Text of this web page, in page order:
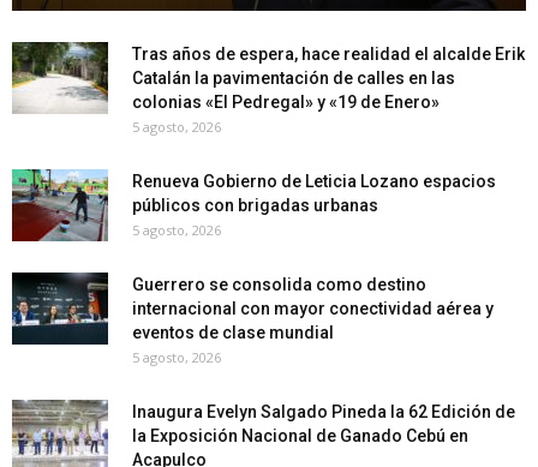
Tras años de espera, hace realidad el alcalde Erik
Catalán la pavimentación de calles en las
colonias «El Pedregal» y «19 de Enero»
5 agosto, 2026
Renueva Gobierno de Leticia Lozano espacios
públicos con brigadas urbanas
5 agosto, 2026
Guerrero se consolida como destino
internacional con mayor conectividad aérea y
eventos de clase mundial
5 agosto, 2026
Inaugura Evelyn Salgado Pineda la 62 Edición de
la Exposición Nacional de Ganado Cebú en
Acapulco